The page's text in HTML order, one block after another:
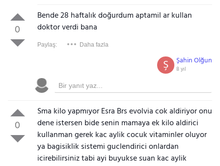
0
Bende 28 haftalık doğurdum aptamil ar kullan
doktor verdi bana
Paylaş: Daha fazla
Şahin Olğun
8 yıl
Ş
0
Sma kilo yapmıyor Esra Brs evolvia cok aldiriyor onu
dene istersen bide senin mamaya ek kilo aldirici
kullanman gerek kac aylik cocuk vitaminler oluyor
ya bagisiklik sistemi guclendirici onlardan
icirebilirsiniz tabi ayi buyukse suan kac aylik